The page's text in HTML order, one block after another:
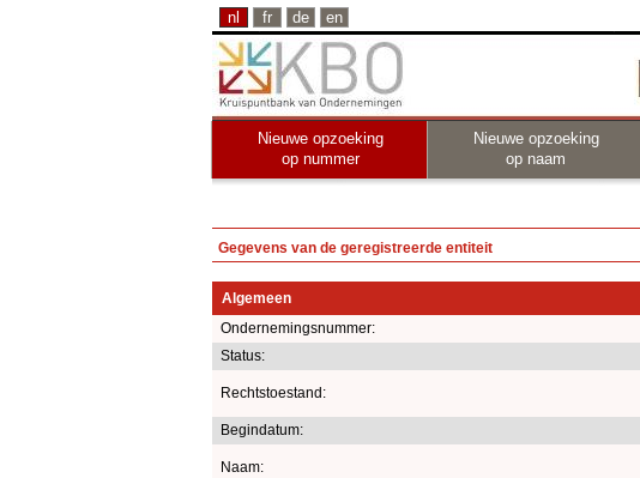
nl fr de en
Nieuwe opzoeking
op nummer
Nieuwe opzoeking
op naam
Gegevens van de geregistreerde entiteit
Algemeen
Ondernemingsnummer:
Status:
Rechtstoestand:
Begindatum:
Naam: